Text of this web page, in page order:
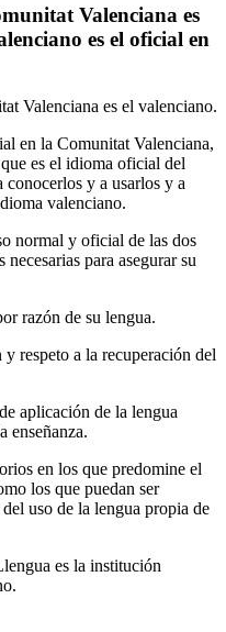
Valenciana es
es el oficial en
Valenciana es el valenciano.
en la Comunitat Valenciana,
es el idioma oficial del
conocerlos y a usarlos y a
valenciano.
normal y oficial de las dos
para asegurar su
razón de su lengua.
respeto a la recuperación del
aplicación de la lengua
enseñanza.
en los que predomine el
los que puedan ser
uso de la lengua propia de
es la institución